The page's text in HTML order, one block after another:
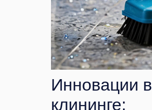
Инновации в
клининге: